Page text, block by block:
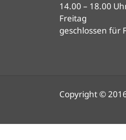
14.00 – 18.00
Freitag
geschlossen für
Copyright ©